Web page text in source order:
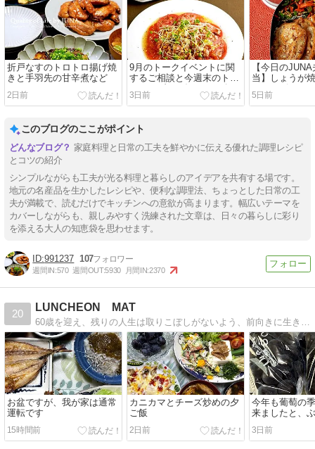
折戸なすのトロトロ揚げ焼
きと手羽先の甘辛煮など
2日前
9月のトークイベントに関
するご相談と今週末のトー
クライブのお知らせ／冷や
しトマトのオニオンベーコ
3日前
【今日の
当】しょうが
スノービュー
やっとお迎え
5日前
このブログのここがポイント
家庭料理と日常の工夫を鮮やかに伝える優れた調理レシピ
とコツの紹介
シンプルながらも工夫が光る料理と暮らしのアイデアを共有する場です。
地元の名産品を生かしたレシピや、便利な調理法、ちょっとした日常の工
夫が満載で、読むだけでキッチンへの意欲が高まります。幅広いテーマを
カバーしながらも、親しみやすく洗練された文章は、日々の暮らしに彩り
を添える大人の知恵袋を思わせます。
991237 107
週間IN:570 週間OUT:5930 月間IN:2370
20
LUNCHEON MAT
60歳を迎え、残りの人生は取りこぼしがないよう、前向きに生きていきたいと思っています
お盆ですが、我が家は通常
運転です
15時間前
カニカマとチーズ炒めの夕
ご飯
2日前
今年も葡萄の
来ましたと、
そばの夕ご飯
3日前